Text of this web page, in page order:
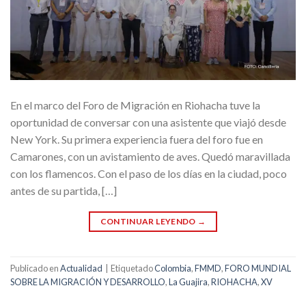
En el marco del Foro de Migración en Riohacha tuve la
oportunidad de conversar con una asistente que viajó desde
New York. Su primera experiencia fuera del foro fue en
Camarones, con un avistamiento de aves. Quedó maravillada
con los flamencos. Con el paso de los días en la ciudad, poco
antes de su partida, […]
CONTINUAR LEYENDO →
Publicado enActualidad EtiquetadoColombia,FMMD,FORO MUNDIAL
SOBRE LA MIGRACIÓN Y DESARROLLO,La Guajira,RIOHACHA,XV